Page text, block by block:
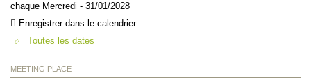
chaque Mercredi - 31/01/2028
Enregistrer dans le calendrier
Toutes les dates
MEETING PLACE